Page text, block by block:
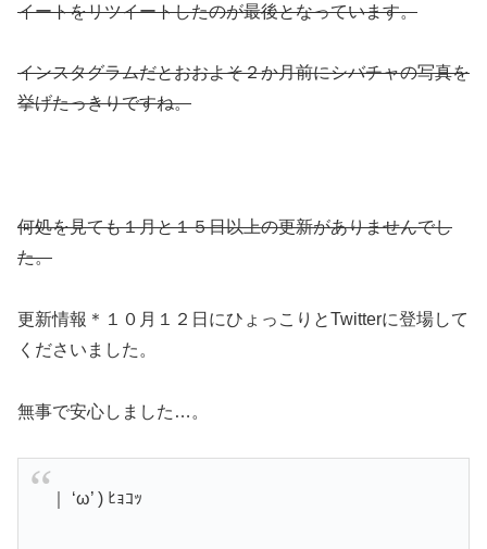
イートをリツイートしたのが最後となっています。
インスタグラムだとおおよそ２か月前にシバチャの写真を
挙げたっきりですね。
何処を見ても１月と１５日以上の更新がありませんでし
た。
更新情報＊１０月１２日にひょっこりとTwitterに登場して
くださいました。
無事で安心しました…。
｜ ‘ω’ ) ﾋｮｺｯ